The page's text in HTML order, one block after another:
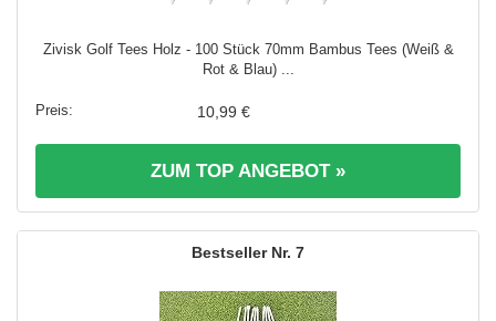
Zivisk Golf Tees Holz - 100 Stück 70mm Bambus Tees (Weiß &
Rot & Blau) ...
10,99 €
ZUM TOP ANGEBOT »
7